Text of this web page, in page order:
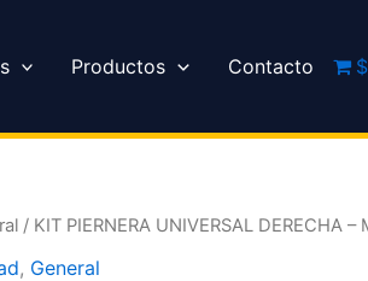
Productos Contacto
/ KIT PIERNERA UNIVERSAL DERECHA –
, General